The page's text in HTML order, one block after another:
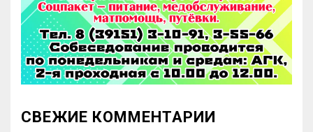
СВЕЖИЕ КОММЕНТАРИИ